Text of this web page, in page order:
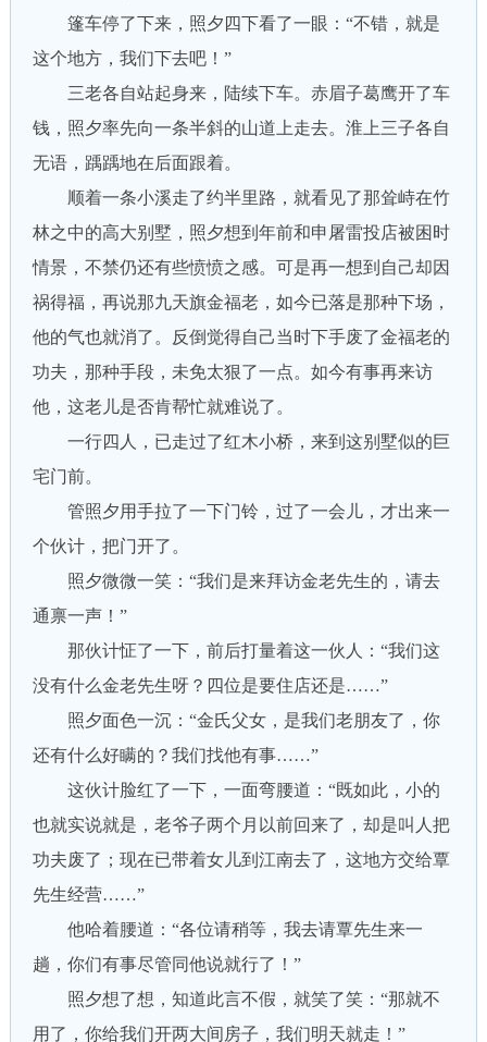
篷车停了下来，照夕四下看了一眼：“不错，就是
这个地方，我们下去吧！”
三老各自站起身来，陆续下车。赤眉子葛鹰开了车
钱，照夕率先向一条半斜的山道上走去。淮上三子各自
无语，踽踽地在后面跟着。
顺着一条小溪走了约半里路，就看见了那耸峙在竹
林之中的高大别墅，照夕想到年前和申屠雷投店被困时
情景，不禁仍还有些愤愤之感。可是再一想到自己却因
祸得福，再说那九天旗金福老，如今已落是那种下场，
他的气也就消了。反倒觉得自己当时下手废了金福老的
功夫，那种手段，未免太狠了一点。如今有事再来访
他，这老儿是否肯帮忙就难说了。
一行四人，已走过了红木小桥，来到这别墅似的巨
宅门前。
管照夕用手拉了一下门铃，过了一会儿，才出来一
个伙计，把门开了。
照夕微微一笑：“我们是来拜访金老先生的，请去
通禀一声！”
那伙计怔了一下，前后打量着这一伙人：“我们这
没有什么金老先生呀？四位是要住店还是……”
照夕面色一沉：“金氏父女，是我们老朋友了，你
还有什么好瞒的？我们找他有事……”
这伙计脸红了一下，一面弯腰道：“既如此，小的
也就实说就是，老爷子两个月以前回来了，却是叫人把
功夫废了；现在已带着女儿到江南去了，这地方交给覃
先生经营……”
他哈着腰道：“各位请稍等，我去请覃先生来一
趟，你们有事尽管同他说就行了！”
照夕想了想，知道此言不假，就笑了笑：“那就不
用了，你给我们开两大间房子，我们明天就走！”